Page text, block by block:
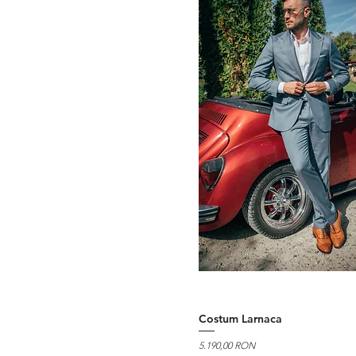
Costum Larnaca
Preț
5.190,00 RON